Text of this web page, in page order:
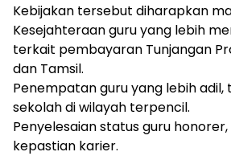
‎Kebijakan tersebut diharapkan
Kesejahteraan guru yang lebih
terkait pembayaran Tunjangan
dan Tamsil.
‎Penempatan guru yang lebih adil,
sekolah di wilayah terpencil.
‎Penyelesaian status guru
kepastian karier.